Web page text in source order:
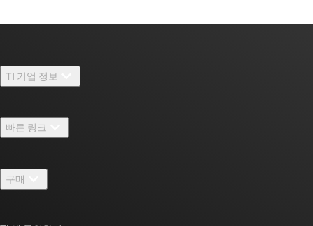
TI 기업 정보
채용
뉴스룸
빠른 링크
TI E2E™ 설계 지원 포럼
대체품 검색
구매